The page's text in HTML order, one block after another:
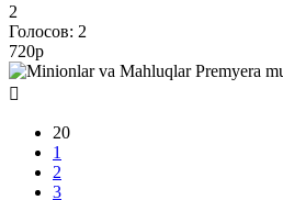
2
Голосов: 2
720p
20
1
2
3